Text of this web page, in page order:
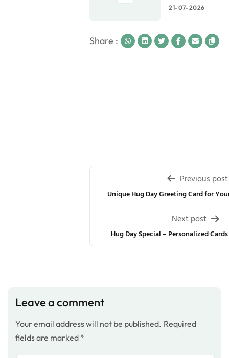
21-07-2026
Share :
navigation
Previous post
Unique Hug Day Greeting Card for
Next post
Hug Day Special – Personalized
Leave a comment
Your email address will not be published. Required
fields are marked *